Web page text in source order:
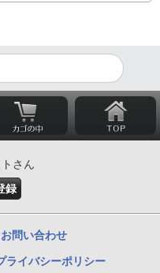
さん
録
お問い合わせ
ライバシーポリシー